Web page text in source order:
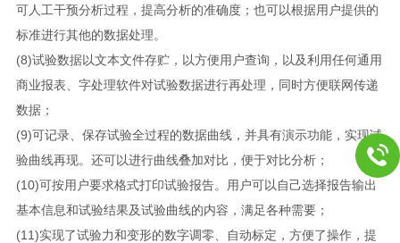
可人工干预分析过程，提高分析的准确度；也可以根据用户提供的
标准进行其他的数据处理。
(8)试验数据以文本文件存贮，以方便用户查询，以及利用任何通用
商业报表、字处理软件对试验数据进行再处理，同时方便联网传递
数据；
(9)可记录、保存试验全过程的数据曲线，并具有演示功能，实现试
验曲线再现。还可以进行曲线叠加对比，便于对比分析；
(10)可按用户要求格式打印试验报告。用户可以自己选择报告输出
基本信息和试验结果及试验曲线的内容，满足各种需要；
(11)实现了试验力和变形的数字调零、自动标定，方便了操作，提